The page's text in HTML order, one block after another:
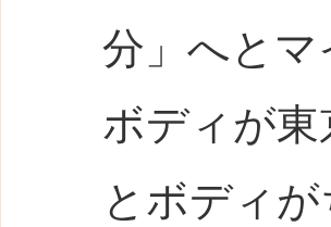
分」へと
ボディが
とボディ